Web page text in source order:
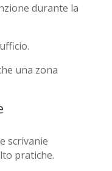
durante la
una zona
scrivanie
pratiche.